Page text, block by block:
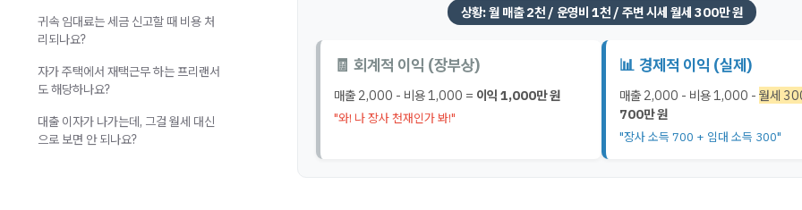
상황: 월 매출 2천 / 운영비 1천 / 주변 시세 월세 300만 원
🧾 회계적 이익 (장부상)
매출 2,000 - 비용 1,000 = 이익 1,000만 원
"와! 나 장사 천재인가 봐!"
📊 경제적 이익 (실제)
매출 2,000 - 비용 1,000 - 월세
700만 원
"장사 소득 700 + 임대 소득 300"
귀속 임대료는 세금 신고할 때 비용 처
리되나요?
자가 주택에서 재택근무 하는 프리랜서
도 해당하나요?
대출 이자가 나가는데, 그걸 월세 대신
으로 보면 안 되나요?